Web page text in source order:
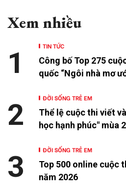
Xem nhiều
TIN TỨC
Công bố Top 275
quốc “Ngôi nhà mơ
1
ĐỜI SỐNG TRẺ EM
Thể lệ cuộc thi viết
học hạnh phúc" mùa
2
ĐỜI SỐNG TRẺ EM
Top 500 online cuộc
năm 2026
3